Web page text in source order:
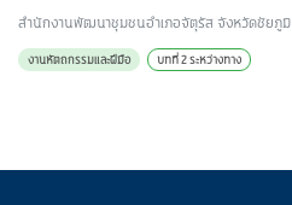
สำนักงานพัฒนาชุมชนอำเภอจัตุรัส จังหวัดชัยภูมิ
งานหัตถกรรมและฝีมือ บทที่ 2 ระหว่างทาง